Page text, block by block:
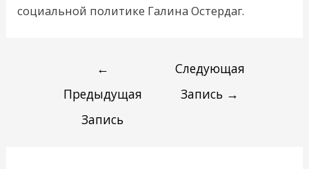
социальной политике Галина Остердаг.
←
Предыдущая
Запись
Следующая
Запись →